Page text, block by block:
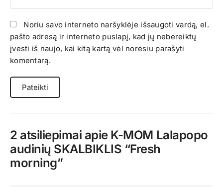
Noriu savo interneto naršyklėje išsaugoti vardą, el.
pašto adresą ir interneto puslapį, kad jų nebereiktų
įvesti iš naujo, kai kitą kartą vėl norėsiu parašyti
komentarą.
2 atsiliepimai apie K-MOM Lalapopo
audinių SKALBIKLIS “Fresh
morning”